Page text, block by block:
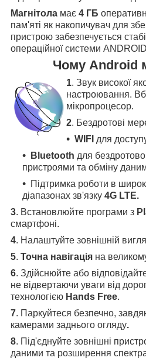
Магнітола має 4 ГБ
пам'яті як накопичувач для
пристрою забезпечується
операційної системи
Чому Android
1. Звук високої
настроювання.
мікропроцесор.
2. Бездротові
WIFI для
Bluetooth для
пристроями та обміну
Підтримка роботи в
діапазонах зв'язку 4G LTE.
3. Встановлюйте програми з
смартфоні.
4. Налаштуйте зовнішній
5. Точна навігація на
6. Здійснюйте або
не відвертаючи уваги від
технологією Hands Free.
7. Паркуйтеся безпечно,
камерами заднього огляду.
8. Під'єднуйте зовнішні
даними та розширення